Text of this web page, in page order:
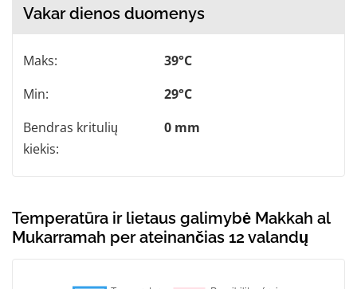
Vakar dienos duomenys
Maks:
39°C
Min:
29°C
Bendras kritulių
kiekis:
0 mm
Temperatūra ir lietaus galimybė Makkah al
Mukarramah per ateinančias 12 valandų